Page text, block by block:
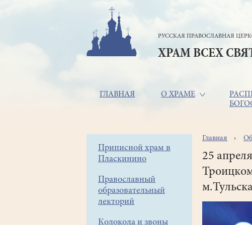
РУССКАЯ ПРАВОСЛАВНАЯ
ХРАМ ВСЕХ
Основная
ГЛАВНАЯ О ХРАМЕ
Боковое
меню
Приписной храм в
Пласкинино
Православный
образовательный
лекторий
Колокола и звоны
Строка
Главная
25